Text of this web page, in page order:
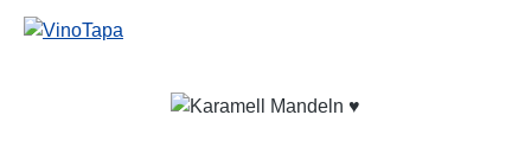
Bildergalerie überspringen